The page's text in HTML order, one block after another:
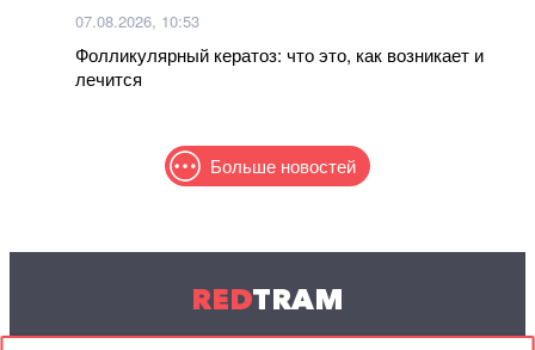
07.08.2026, 10:53
Фолликулярный кератоз: что это, как возникает и
лечится
Больше новостей
REDTRAM
© 2004-2026 Redtram, Ltd.